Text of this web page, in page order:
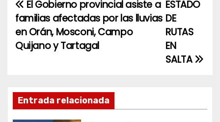
N
a
v
g
a
ESTADO
DE
RUTAS
EN
SALTA
El Gobierno provincial asiste a
familias afectadas por las lluvias
en Orán, Mosconi, Campo
Quijano y Tartagal
Entrada relacionada